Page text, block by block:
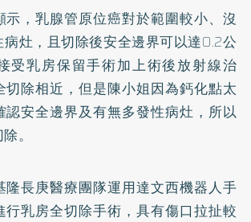
示，乳腺管原位癌對於範圍較小、沒
灶，且切除後安全邊界可以達0.2公
受乳房保留手術加上術後放射線治
切除相近，但是陳小姐因為鈣化點太
認安全邊界及有無多發性病灶，所以
。
隆長庚醫療團隊運用達文西機器人手
行乳房全切除手術，具有傷口拉扯較